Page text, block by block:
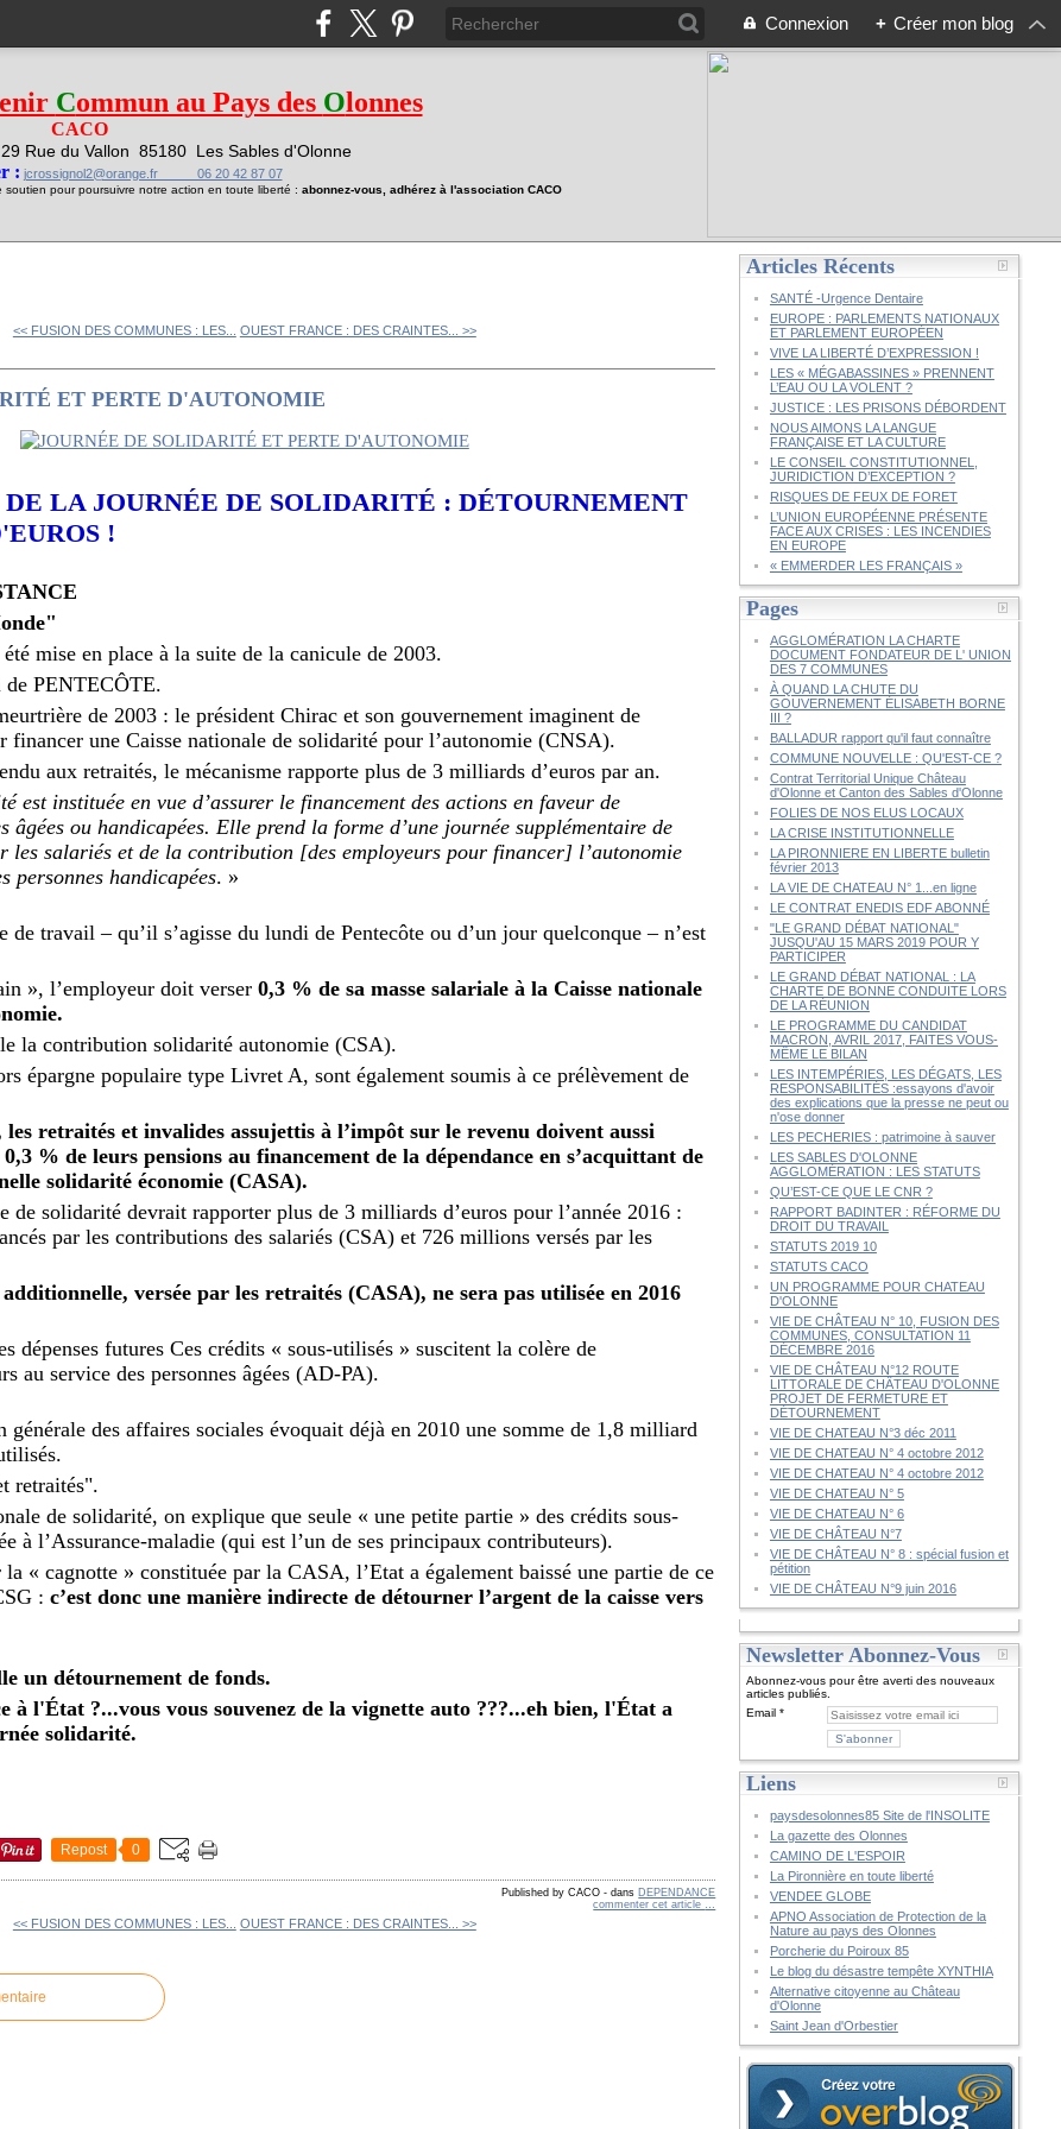
Connexion + Créer mon blog
Commun au Pays des Olonnes
CACO
29 Rue du Vallon 85180 Les Sables d'Olonne
: jcrossignol2@orange.fr 06 20 42 87 07
pour poursuivre notre action en toute liberté : abonnez-vous, adhérez à l'association CACO
<< FUSION DES COMMUNES : LES... OUEST FRANCE : DES CRAINTES... >>
ET PERTE D'AUTONOMIE
LA JOURNÉE DE SOLIDARITÉ : DÉTOURNEMENT
!
mise en place à la suite de la canicule de 2003.
PENTECÔTE.
de 2003 : le président Chirac et son gouvernement imaginent de
une Caisse nationale de solidarité pour l’autonomie (CNSA).
aux retraités, le mécanisme rapporte plus de 3 milliards d’euros par an.
est instituée en vue d’assurer le financement des actions en faveur de
âgées ou handicapées. Elle prend la forme d’une journée supplémentaire de
les salariés et de la contribution [des employeurs pour financer] l’autonomie
personnes handicapées. »
de travail – qu’il s’agisse du lundi de Pentecôte ou d’un jour quelconque – n’est
», l’employeur doit verser 0,3 % de sa masse salariale à la Caisse nationale
la contribution solidarité autonomie (CSA).
épargne populaire type Livret A, sont également soumis à ce prélèvement de
retraités et invalides assujettis à l’impôt sur le revenu doivent aussi
% de leurs pensions au financement de la dépendance en s’acquittant de
solidarité économie (CASA).
de solidarité devrait rapporter plus de 3 milliards d’euros pour l’année 2016 :
par les contributions des salariés (CSA) et 726 millions versés par les
versée par les retraités (CASA), ne sera pas utilisée en 2016
dépenses futures Ces crédits « sous-utilisés » suscitent la colère de
au service des personnes âgées (AD-PA).
générale des affaires sociales évoquait déjà en 2010 une somme de 1,8 milliard
retraités".
de solidarité, on explique que seule « une petite partie » des crédits sous-
à l’Assurance-maladie (qui est l’un de ses principaux contributeurs).
« cagnotte » constituée par la CASA, l’Etat a également baissé une partie de ce
:c’est donc une manière indirecte de détourner l’argent de la caisse vers
un détournement de fonds.
à l'État ?...vous vous souvenez de la vignette auto ???...eh bien, l'État a
solidarité.
Repost 0
Published by CACO - dans DEPENDANCE
commenter cet article
<< FUSION DES COMMUNES : LES... OUEST FRANCE : DES CRAINTES... >>
Articles Récents
SANTÉ -Urgence Dentaire
EUROPE : PARLEMENTS NATIONAUX
ET PARLEMENT EUROPÉEN
VIVE LA LIBERTÉ D’EXPRESSION !
LES « MÉGABASSINES » PRENNENT
L’EAU OU LA VOLENT ?
JUSTICE : LES PRISONS DÉBORDENT
NOUS AIMONS LA LANGUE
FRANÇAISE ET LA CULTURE
LE CONSEIL CONSTITUTIONNEL,
JURIDICTION D’EXCEPTION ?
RISQUES DE FEUX DE FORET
L’UNION EUROPÉENNE PRÉSENTE
FACE AUX CRISES : LES INCENDIES
EN EUROPE
« EMMERDER LES FRANÇAIS »
Pages
AGGLOMÉRATION LA CHARTE
DOCUMENT FONDATEUR DE L' UNION
DES 7 COMMUNES
À QUAND LA CHUTE DU
GOUVERNEMENT ÉLISABETH BORNE
III ?
BALLADUR rapport qu'il faut connaître
COMMUNE NOUVELLE : QU'EST-CE ?
Contrat Territorial Unique Château
d'Olonne et Canton des Sables d'Olonne
FOLIES DE NOS ELUS LOCAUX
LA CRISE INSTITUTIONNELLE
LA PIRONNIERE EN LIBERTE bulletin
février 2013
LA VIE DE CHATEAU N° 1...en ligne
LE CONTRAT ENEDIS EDF ABONNÉ
"LE GRAND DÉBAT NATIONAL"
JUSQU'AU 15 MARS 2019 POUR Y
PARTICIPER
LE GRAND DÉBAT NATIONAL : LA
CHARTE DE BONNE CONDUITE LORS
DE LA RÉUNION
LE PROGRAMME DU CANDIDAT
MACRON, AVRIL 2017, FAITES VOUS-
MÊME LE BILAN
LES INTEMPÉRIES, LES DÉGATS, LES
RESPONSABILITÉS :essayons d'avoir
des explications que la presse ne peut ou
n'ose donner
LES PECHERIES : patrimoine à sauver
LES SABLES D'OLONNE
AGGLOMÉRATION : LES STATUTS
QU’EST-CE QUE LE CNR ?
RAPPORT BADINTER : RÉFORME DU
DROIT DU TRAVAIL
STATUTS 2019 10
STATUTS CACO
UN PROGRAMME POUR CHATEAU
D'OLONNE
VIE DE CHÂTEAU N° 10, FUSION DES
COMMUNES, CONSULTATION 11
DÉCEMBRE 2016
VIE DE CHÂTEAU N°12 ROUTE
LITTORALE DE CHÂTEAU D'OLONNE
PROJET DE FERMETURE ET
DÉTOURNEMENT
VIE DE CHATEAU N°3 déc 2011
VIE DE CHATEAU N° 4 octobre 2012
VIE DE CHATEAU N° 4 octobre 2012
VIE DE CHATEAU N° 5
VIE DE CHATEAU N° 6
VIE DE CHÂTEAU N°7
VIE DE CHÂTEAU N° 8 : spécial fusion et
pétition
VIE DE CHÂTEAU N°9 juin 2016
Newsletter Abonnez-Vous
Abonnez-vous pour être averti des nouveaux
articles publiés.
Email
Liens
paysdesolonnes85 Site de l'INSOLITE
La gazette des Olonnes
CAMINO DE L'ESPOIR
La Pironnière en toute liberté
VENDEE GLOBE
APNO Association de Protection de la
Nature au pays des Olonnes
Porcherie du Poiroux 85
Le blog du désastre tempête XYNTHIA
Alternative citoyenne au Château
d'Olonne
Saint Jean d'Orbestier